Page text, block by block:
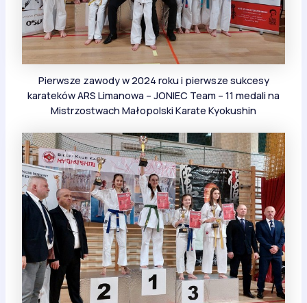
Pierwsze zawody w 2024 roku i pierwsze sukcesy
karateków ARS Limanowa – JONIEC Team – 11 medali na
Mistrzostwach Małopolski Karate Kyokushin